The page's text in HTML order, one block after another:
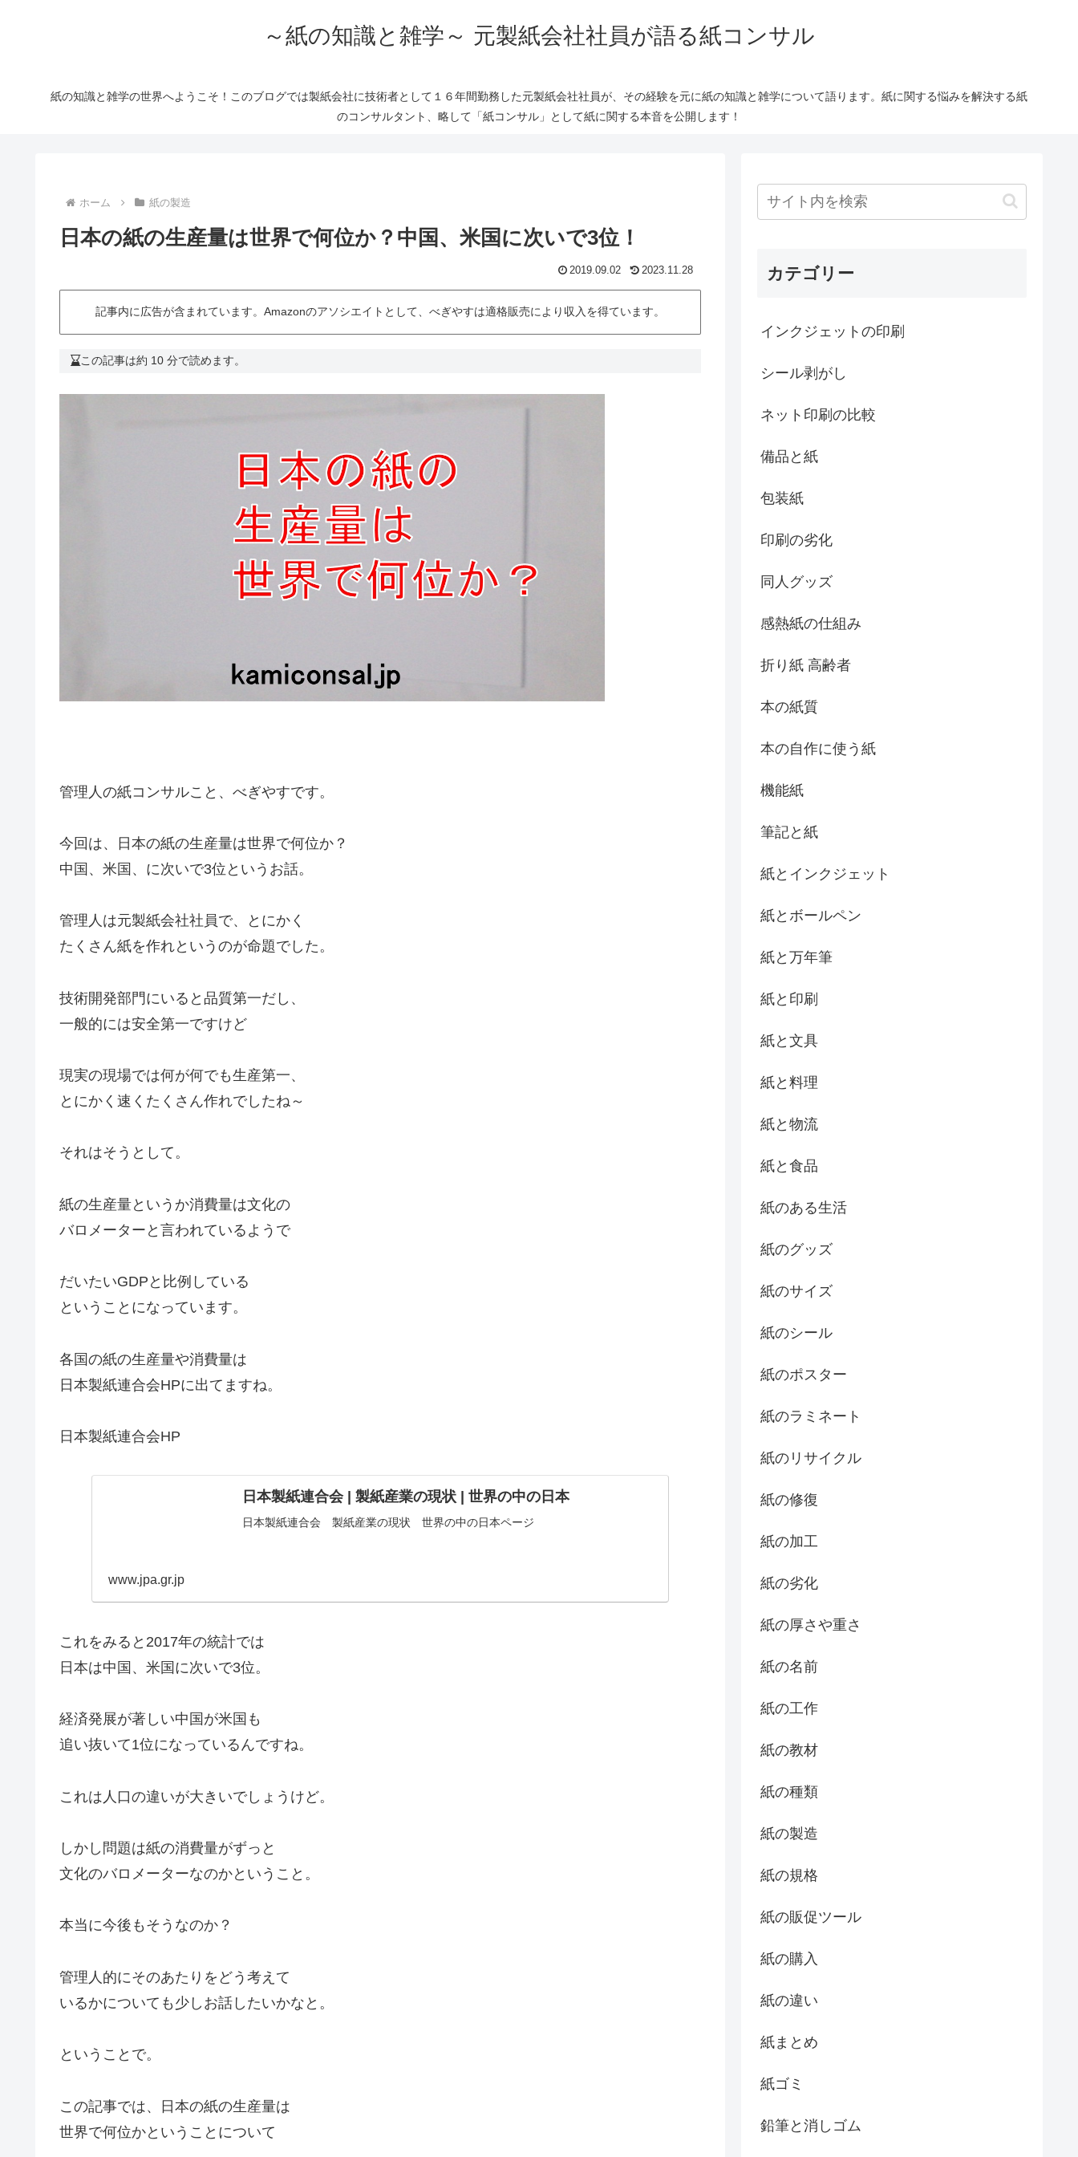
～紙の知識と雑学～ 元製紙会社社員が語る紙コンサル
紙の知識と雑学の世界へようこそ！このブログでは製紙会社に技術者として１６年間勤務した元製紙会社社員が、その経験を元に紙の知識と雑学について語ります。紙に関する悩みを解決する紙
のコンサルタント、略して「紙コンサル」として紙に関する本音を公開します！
ホーム 紙の製造
日本の紙の生産量は世界で何位か？中国、米国に次いで3位！
2019.09.02 2023.11.28
記事内に広告が含まれています。Amazonのアソシエイトとして、べぎやすは適格販売により収入を得ています。
この記事は約 10 分で読めます。
管理人の紙コンサルこと、べぎやすです。
今回は、日本の紙の生産量は世界で何位か？
中国、米国、に次いで3位というお話。
管理人は元製紙会社社員で、とにかく
たくさん紙を作れというのが命題でした。
技術開発部門にいると品質第一だし、
一般的には安全第一ですけど
現実の現場では何が何でも生産第一、
とにかく速くたくさん作れでしたね～
それはそうとして。
紙の生産量というか消費量は文化の
バロメーターと言われているようで
だいたいGDPと比例している
ということになっています。
各国の紙の生産量や消費量は
日本製紙連合会HPに出てますね。
日本製紙連合会HP
日本製紙連合会 | 製紙産業の現状 | 世界の中の日本
日本製紙連合会 製紙産業の現状 世界の中の日本ページ
www.jpa.gr.jp
これをみると2017年の統計では
日本は中国、米国に次いで3位。
経済発展が著しい中国が米国も
追い抜いて1位になっているんですね。
これは人口の違いが大きいでしょうけど。
しかし問題は紙の消費量がずっと
文化のバロメーターなのかということ。
本当に今後もそうなのか？
管理人的にそのあたりをどう考えて
いるかについても少しお話したいかなと。
ということで。
この記事では、日本の紙の生産量は
世界で何位かということについて
カテゴリー
インクジェットの印刷
シール剥がし
ネット印刷の比較
備品と紙
包装紙
印刷の劣化
同人グッズ
感熱紙の仕組み
折り紙 高齢者
本の紙質
本の自作に使う紙
機能紙
筆記と紙
紙とインクジェット
紙とボールペン
紙と万年筆
紙と印刷
紙と文具
紙と料理
紙と物流
紙と食品
紙のある生活
紙のグッズ
紙のサイズ
紙のシール
紙のポスター
紙のラミネート
紙のリサイクル
紙の修復
紙の加工
紙の劣化
紙の厚さや重さ
紙の名前
紙の工作
紙の教材
紙の種類
紙の製造
紙の規格
紙の販促ツール
紙の購入
紙の違い
紙まとめ
紙ゴミ
鉛筆と消しゴム